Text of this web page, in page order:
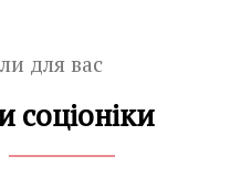
для вас
соціоніки